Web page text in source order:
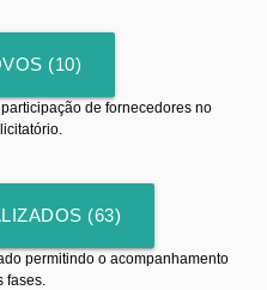
(10)
de fornecedores no
(63)
permitindo o acompanhamento
fases.